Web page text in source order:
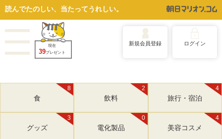
読んでたのしい、当たってうれしい。
現在
39プレゼント
新規会員登録 ログイン
8
食
2
飲料
4
旅行・宿泊
3
グッズ
0
電化製品
4
美容コスメ